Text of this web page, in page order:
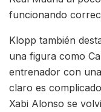
funcionando
Klopp también
una figura como
entrenador con
claro es
Xabi Alonso se